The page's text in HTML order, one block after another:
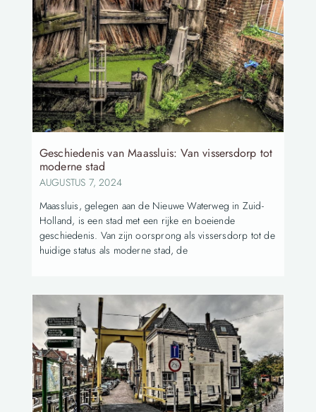
Geschiedenis van Maassluis: Van vissersdorp tot
moderne stad
AUGUSTUS 7, 2024
Maassluis, gelegen aan de Nieuwe Waterweg in Zuid-
Holland, is een stad met een rijke en boeiende
geschiedenis. Van zijn oorsprong als vissersdorp tot de
huidige status als moderne stad, de